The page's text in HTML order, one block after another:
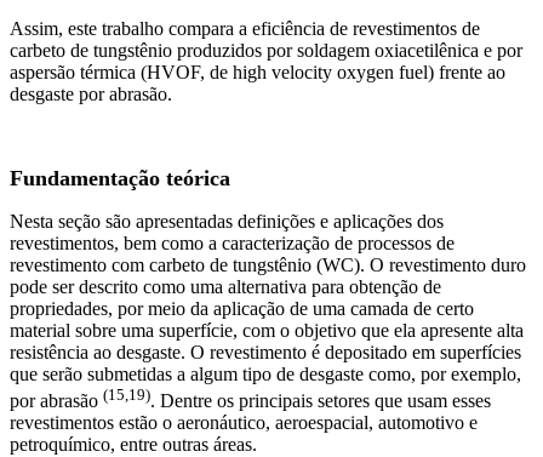
Assim, este trabalho compara a eficiência de revestimentos de
carbeto de tungstênio produzidos por soldagem oxiacetilênica e por
aspersão térmica (HVOF, de high velocity oxygen fuel) frente ao
desgaste por abrasão.
Fundamentação teórica
Nesta seção são apresentadas definições e aplicações dos
revestimentos, bem como a caracterização de processos de
revestimento com carbeto de tungstênio (WC). O revestimento duro
pode ser descrito como uma alternativa para obtenção de
propriedades, por meio da aplicação de uma camada de certo
material sobre uma superfície, com o objetivo que ela apresente alta
resistência ao desgaste. O revestimento é depositado em superfícies
que serão submetidas a algum tipo de desgaste como, por exemplo,
por abrasão (15,19). Dentre os principais setores que usam esses
revestimentos estão o aeronáutico, aeroespacial, automotivo e
petroquímico, entre outras áreas.